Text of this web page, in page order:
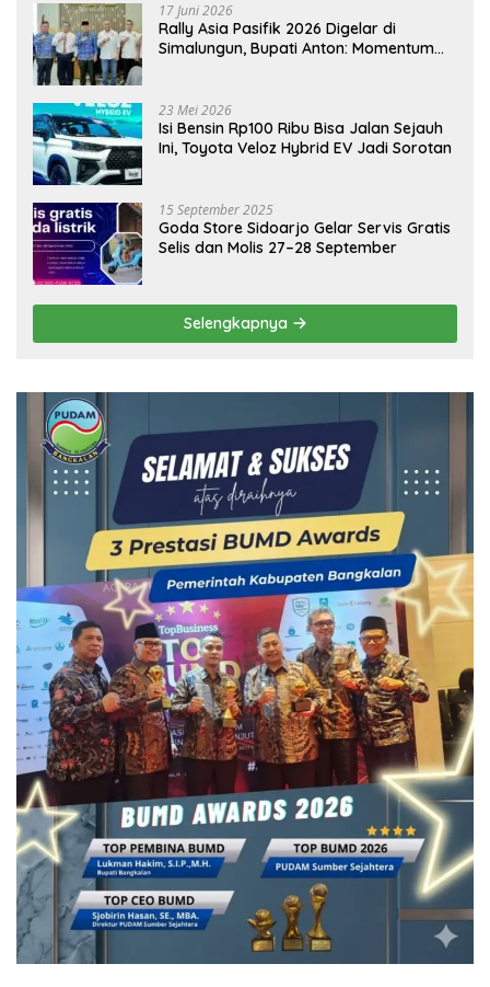
17 Juni 2026
Rally Asia Pasifik 2026 Digelar di
Simalungun, Bupati Anton: Momentum
23 Mei 2026
Isi Bensin Rp100 Ribu Bisa Jalan Sejauh
Ini, Toyota Veloz Hybrid EV Jadi Sorotan
15 September 2025
Goda Store Sidoarjo Gelar Servis Gratis
Selis dan Molis 27–28 September
Selengkapnya